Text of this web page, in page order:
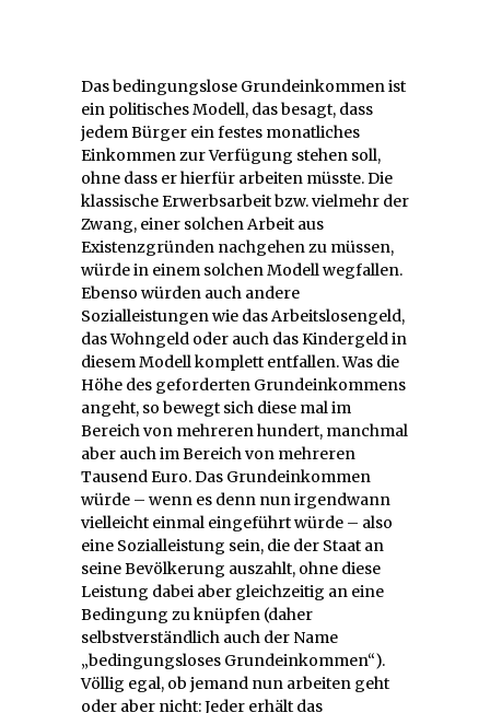
Das bedingungslose Grundeinkommen ist
ein politisches Modell, das besagt, dass
jedem Bürger ein festes monatliches
Einkommen zur Verfügung stehen soll,
ohne dass er hierfür arbeiten müsste. Die
klassische Erwerbsarbeit bzw. vielmehr der
Zwang, einer solchen Arbeit aus
Existenzgründen nachgehen zu müssen,
würde in einem solchen Modell wegfallen.
Ebenso würden auch andere
Sozialleistungen wie das Arbeitslosengeld,
das Wohngeld oder auch das Kindergeld in
diesem Modell komplett entfallen. Was die
Höhe des geforderten Grundeinkommens
angeht, so bewegt sich diese mal im
Bereich von mehreren hundert, manchmal
aber auch im Bereich von mehreren
Tausend Euro. Das Grundeinkommen
würde – wenn es denn nun irgendwann
vielleicht einmal eingeführt würde – also
eine Sozialleistung sein, die der Staat an
seine Bevölkerung auszahlt, ohne diese
Leistung dabei aber gleichzeitig an eine
Bedingung zu knüpfen (daher
selbstverständlich auch der Name
„bedingungsloses Grundeinkommen“).
Völlig egal, ob jemand nun arbeiten geht
oder aber nicht: Jeder erhält das